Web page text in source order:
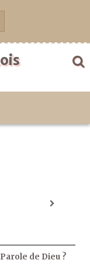
de Dieu ?